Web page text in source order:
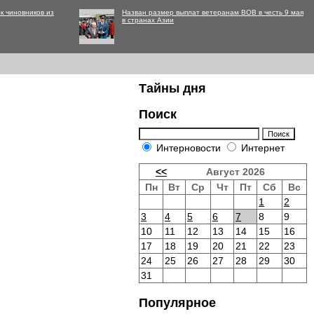
чиновников из
Назван размер выплат ветеранам ВОВ в честь 9 мая
в странах Азии
Тайны дня
Поиск
Интерновости Интернет
<<
Август 2026
Пн
Вт Ср Чт Пт Сб
Вс
1
2
3
4 5 6 7 8
9
10
11 12 13 14 15
16
17
18 19 20 21 22
23
24
25 26 27 28 29
30
31
Популярное